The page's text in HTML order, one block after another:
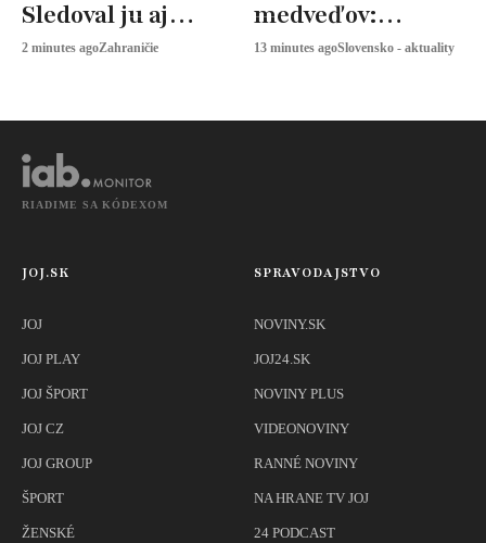
Sledoval ju aj
desaťkrát denne
2 minutes agoZahraničie
medveďov:
Envirorezort hlási
13 minutes agoSlovensko - aktuality
RIADIME SA KÓDEXOM
JOJ.SK
JOJ
JOJ PLAY
JOJ ŠPORT
JOJ CZ
JOJ GROUP
ŠPORT
ŽENSKÉ
SPRAVODAJSTVO
NOVINY.SK
JOJ24.SK
NOVINY PLUS
VIDEONOVINY
RANNÉ NOVINY
NA HRANE TV JOJ
24 PODCAST